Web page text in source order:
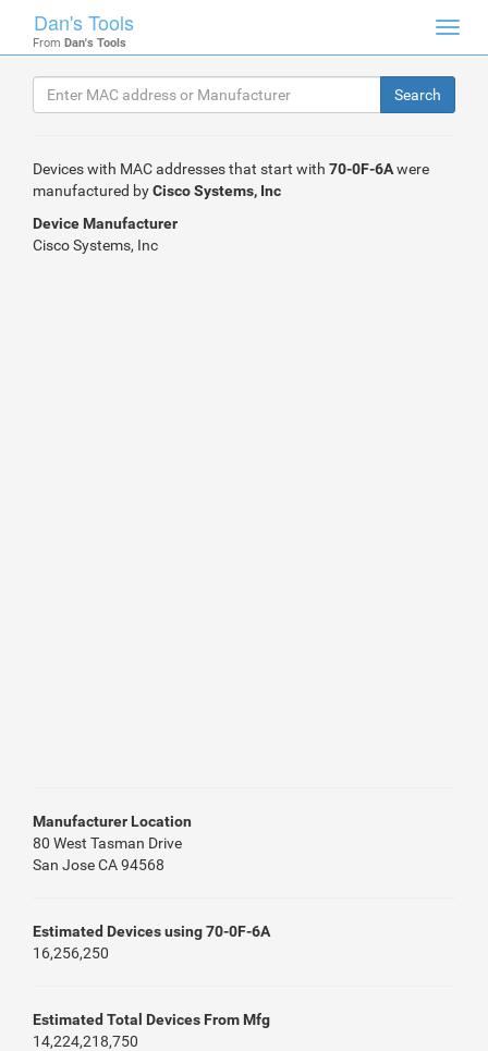
Dan's Tools
From Dan's Tools
Devices with MAC addresses that start with 70-0F-6Awere
manufactured byCisco Systems, Inc
Device Manufacturer
Cisco Systems, Inc
Manufacturer Location
80 West Tasman Drive
San Jose CA 94568
Estimated Devices using 70-0F-6A
16,256,250
Estimated Total Devices From Mfg
14,224,218,750